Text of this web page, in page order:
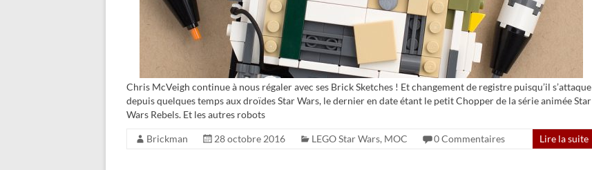
Chris McVeigh continue à nous régaler avec ses Brick Sketches ! Et changement de registre puisqu’il s’attaque
depuis quelques temps aux droïdes Star Wars, le dernier en date étant le petit Chopper de la série animée Star
Wars Rebels. Et les autres robots
Brickman 28 octobre 2016 LEGO Star Wars, MOC 0 Commentaires Lire la suite